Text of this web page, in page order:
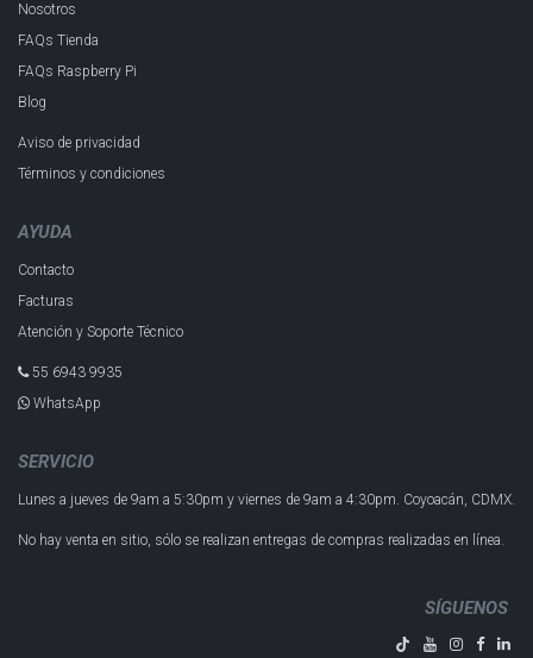
Nosotros
FAQs Tienda
FAQs Raspberry Pi
Blog
Aviso de privacidad
Términos y condiciones
AYUDA
Contacto
Facturas
Atención y Soporte Técnico
55 6943 993​5
WhatsApp
SERVICIO
Lunes a jueves de 9am a 5:30pm y viernes de 9am a 4:30pm. Coyoacán, CDMX.
No hay venta en sitio, sólo se realizan entregas de compras realizadas en línea.
SÍGUENOS